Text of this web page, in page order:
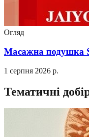
Огляд
Масажна подушка
1 серпня 2026 р.
Тематичні